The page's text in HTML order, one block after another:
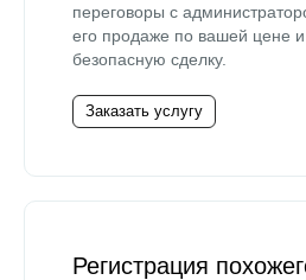
переговоры с
его продаже по вашей цене и
безопасную сделку.
Заказать услугу
Регистрация